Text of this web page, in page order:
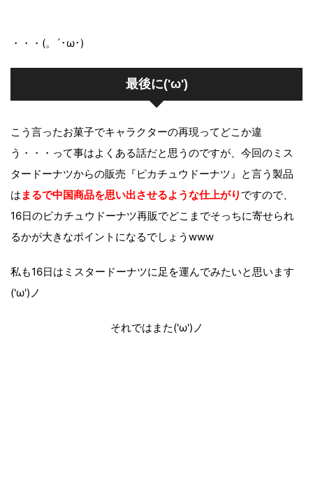
・・・(。´･ω･)
最後に('ω')
こう言ったお菓子でキャラクターの再現ってどこか違
う・・・って事はよくある話だと思うのですが、今回のミス
タードーナツからの販売『ピカチュウドーナツ』と言う製品
は まるで中国商品を思い出させるような仕上がり ですので、
16日のピカチュウドーナツ再販でどこまでそっちに寄せられ
るかが大きなポイントになるでしょうwww
私も16日はミスタードーナツに足を運んでみたいと思います
('ω')ノ
それではまた('ω')ノ